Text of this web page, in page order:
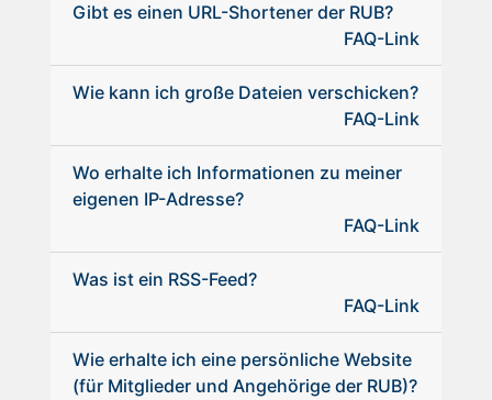
Gibt es einen URL-Shortener der RUB?
FAQ-Link
Wie kann ich große Dateien verschicken?
FAQ-Link
Wo erhalte ich Informationen zu meiner
eigenen IP-Adresse?
FAQ-Link
Was ist ein RSS-Feed?
FAQ-Link
Wie erhalte ich eine persönliche Website
(für Mitglieder und Angehörige der RUB)?